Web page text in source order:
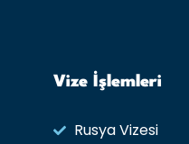
Vize İşlemleri
Rusya Vizesi​